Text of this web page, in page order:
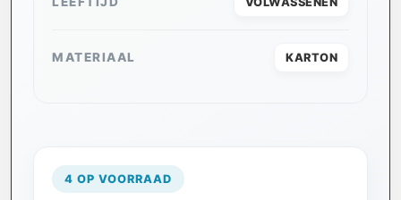
MATERIAAL KARTON
4 OP VOORRAAD